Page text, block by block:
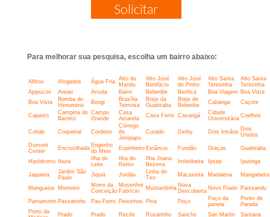
Solicitar
Para melhorar sua pesquisa, escolha um bairro abaixo:
Aflitos Afogados Água Fria
Alto do
Mandu
Alto José
Bonifácio
Alto José
do Pinho
Alto Santa
Teresinha
Alto Santa
Terezinha
Apipucos
Areias Arruda Barro Beberibe Benfica Boa Viagem Boa Vista
Boa Vista
Bomba do
Hemetério
Bongi
Brasília
Teimosa
Brejo da
Guabiraba
Brejo de
Beberibe
Cabanga Caçote
Cajueiro
Campina do
Barreto
Campo
Grande
Casa
Amarela
Casa Forte Caxangá
Cidade
Universitária Coelhos
Cohab Coqueiral Cordeiro
Córrego
do
Jenipapo
Curado Derby Dois Irmãos Dois
Unidos
Dumont
Center
Encruzilhada Engenho
do Meio
Espinheiro Estância Fundão Graças Guabiraba
Hipódromo Ibura
Ilha do
Leite
Ilha do
Retiro
Ilha Joana
Bezerra
Imbiribeira Ipsep Iputinga
Jaqueira
Jardim São
Paulo
Jiquiá Jordão
Linha do
Tiro
Macaxeira Madalena Mangabeira
Mangueira Monteiro
Morro da
Conceição
Mosenhor
Fabrício
Mustardinha Nova
Descoberta Novo Prado Paissandu
Parnamirim Passarinho Pau-Ferro Peixinhos Pina Poço
Poço da
panela
Ponto de
Parada
Porto da
Prado Prado Recife Rosarinho Sancho San Martin Santana